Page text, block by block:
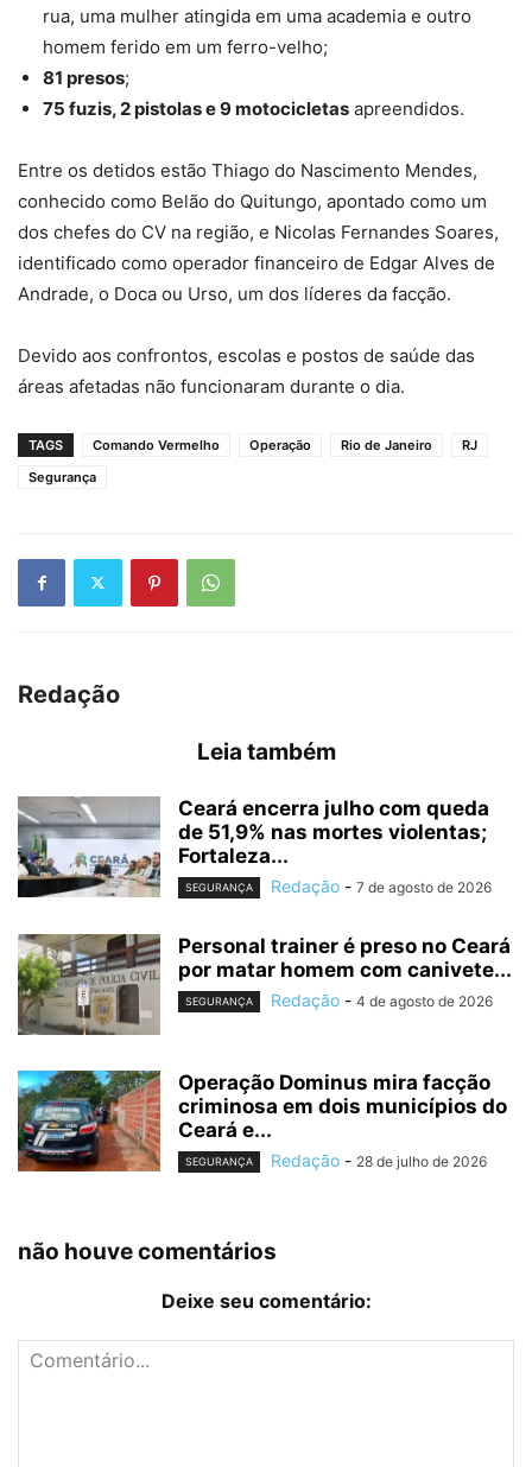
rua, uma mulher atingida em uma academia e outro
homem ferido em um ferro-velho;
81 presos;
75 fuzis, 2 pistolas e 9 motocicletas apreendidos.
Entre os detidos estão Thiago do Nascimento Mendes,
conhecido como Belão do Quitungo, apontado como um
dos chefes do CV na região, e Nicolas Fernandes Soares,
identificado como operador financeiro de Edgar Alves de
Andrade, o Doca ou Urso, um dos líderes da facção.
Devido aos confrontos, escolas e postos de saúde das
áreas afetadas não funcionaram durante o dia.
TAGS Comando Vermelho Operação Rio de Janeiro
RJ
Segurança
Redação
Leia também
Ceará encerra julho com queda
de 51,9% nas mortes violentas;
Fortaleza...
SEGURANÇA Redação - 7 de agosto de 2026
Personal trainer é preso no Ceará
por matar homem com canivete...
SEGURANÇA Redação - 4 de agosto de 2026
Operação Dominus mira facção
criminosa em dois municípios do
Ceará e...
SEGURANÇA Redação - 28 de julho de 2026
não houve comentários
Deixe seu comentário: